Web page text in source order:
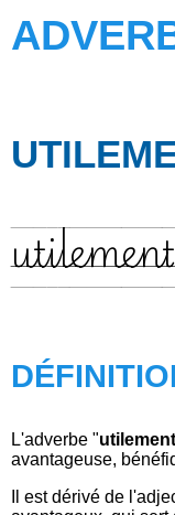
utilement
L'adverbe "utilement
avantageuse,
Il est dérivé de